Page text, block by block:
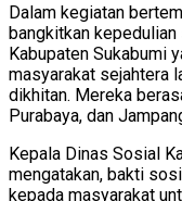
Dalam kegiatan
bangkitkan
Kabupaten Sukabumi
masyarakat sejahtera
dikhitan. Mereka
Purabaya, dan
Kepala Dinas Sosial
mengatakan, bakti
kepada masyarakat